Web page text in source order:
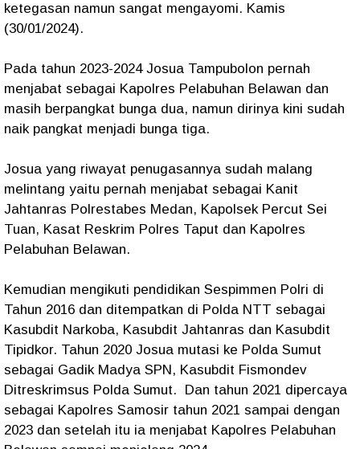
ketegasan namun sangat mengayomi. Kamis
(30/01/2024).
Pada tahun 2023-2024 Josua Tampubolon pernah
menjabat sebagai Kapolres Pelabuhan Belawan dan
masih berpangkat bunga dua, namun dirinya kini sudah
naik pangkat menjadi bunga tiga.
Josua yang riwayat penugasannya sudah malang
melintang yaitu pernah menjabat sebagai Kanit
Jahtanras Polrestabes Medan, Kapolsek Percut Sei
Tuan, Kasat Reskrim Polres Taput dan Kapolres
Pelabuhan Belawan.
Kemudian mengikuti pendidikan Sespimmen Polri di
Tahun 2016 dan ditempatkan di Polda NTT sebagai
Kasubdit Narkoba, Kasubdit Jahtanras dan Kasubdit
Tipidkor. Tahun 2020 Josua mutasi ke Polda Sumut
sebagai Gadik Madya SPN, Kasubdit Fismondev
Ditreskrimsus Polda Sumut. Dan tahun 2021 dipercaya
sebagai Kapolres Samosir tahun 2021 sampai dengan
2023 dan setelah itu ia menjabat Kapolres Pelabuhan